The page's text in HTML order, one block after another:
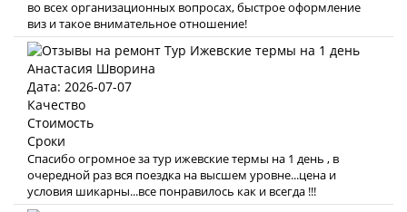
во всех организационных вопросах, быстрое оформление
виз и такое внимательное отношение!
Анастасия Шворина
Дата: 2026-07-07
Качество
Стоимость
Сроки
Спасибо огромное за тур ижевские термы на 1 день , в
очередной раз вся поездка на высшем уровне...цена и
условия шикарны...все понравилось как и всегда !!!